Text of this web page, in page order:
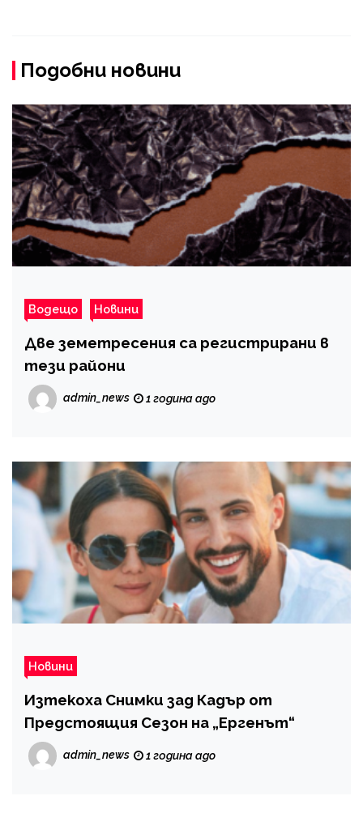
Подобни новини
Водещо Новини
Две земетресения са регистрирани в
тези райони
admin_news 1 година ago
Новини
Изтекоха Снимки зад Кадър от
Предстоящия Сезон на „Ергенът“
admin_news 1 година ago